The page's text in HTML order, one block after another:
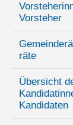
Vorsteher
räte
Übersicht
Kandidaten